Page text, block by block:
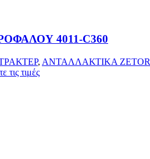
4011-C360
, ΑΝΤΑΛΛΑΚΤΙΚΑ ZETOR
τις τιμές